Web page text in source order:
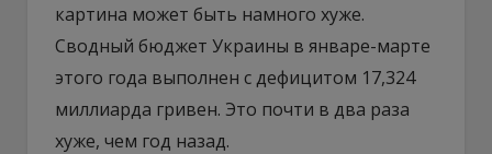
картина может быть намного хуже.
Сводный бюджет Украины в январе-марте
этого года выполнен с дефицитом 17,324
миллиарда гривен. Это почти в два раза
хуже, чем год назад.